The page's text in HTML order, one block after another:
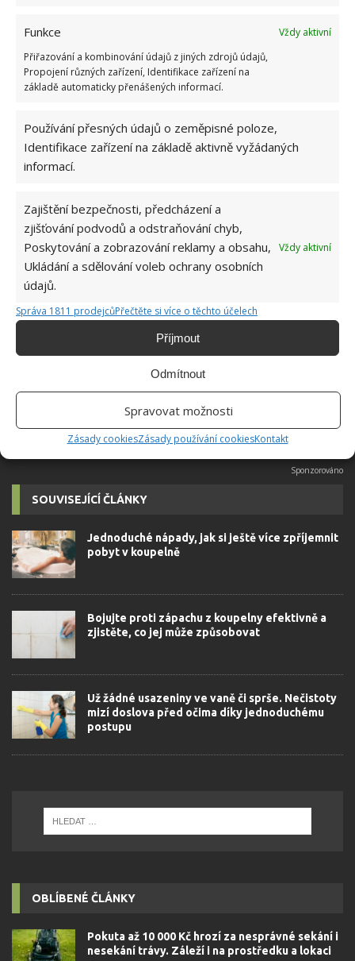
Funkce
Vždy aktivní
Přiřazování a kombinování údajů z jiných zdrojů údajů,
Propojení různých zařízení, Identifikace zařízení na
základě automaticky přenášených informací.
Používání přesných údajů o zeměpisné poloze,
Identifikace zařízení na základě aktivně vyžádaných
informací.
Zajištění bezpečnosti, předcházení a
zjišťování podvodů a odstraňování chyb,
Poskytování a zobrazování reklamy a obsahu,
Ukládání a sdělování voleb ochrany osobních
údajů.
Vždy aktivní
Správa 1811 prodejcůPřečtěte si více o těchto účelech
Příjmout
Odmítnout
Spravovat možnosti
Zásady cookiesZásady používání cookiesKontakt
JOGURT KOUPELNA UMYVADLO
Absolvent České zemědělské
univerzity, který je již od malička
velkým kutilem. V podstatě vše, co je
možné najít v j...
SOUVISEJÍCÍ ČLÁNKY
Jednoduché nápady, jak si ještě více zpříjemnit
pobyt v koupelně
Bojujte proti zápachu z koupelny efektivně a
zjistěte, co jej může způsobovat
Už žádné usazeniny ve vaně či sprše. Nečistoty
mizí doslova před očima díky jednoduchému
postupu
OBLÍBENÉ ČLÁNKY
Pokuta až 10 000 Kč hrozí za nesprávné sekání i
nesekání trávy. Záleží i na prostředku a lokaci